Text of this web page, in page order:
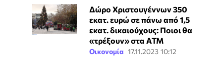
Δώρο Χριστουγέννων 350
εκατ. ευρώ σε πάνω από 1,5
εκατ. δικαιούχους: Ποιοι θα
«τρέξουν» στα ΑΤΜ
Οικονομία 17.11.2023 10:12